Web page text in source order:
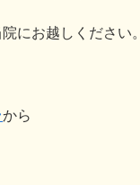
にお越しください。
から